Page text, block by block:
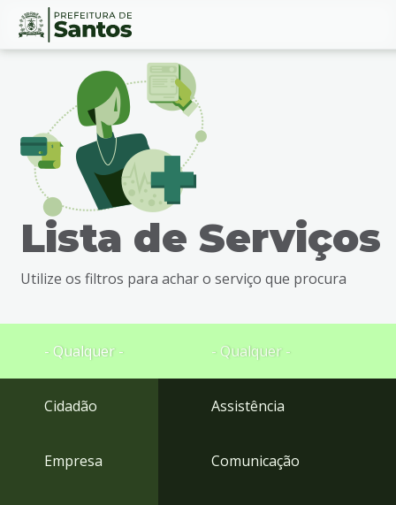
Ir
busca
Ir
rodapé
Conteúdo
Lista de Serviços
Utilize os filtros para achar o serviço que procura
- Qualquer -
Cidadão
Empresa
- Qualquer -
Assistência
Comunicação